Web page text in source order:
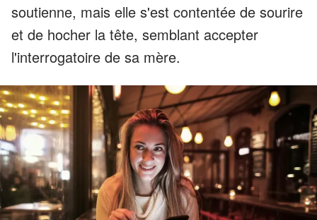
soutienne, mais elle s'est contentée de sourire
et de hocher la tête, semblant accepter
l'interrogatoire de sa mère.